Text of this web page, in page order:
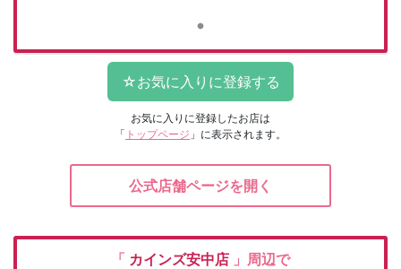
お気に入りに登録したお店は
「 トップページ 」に表示されます。
公式店舗ページを開く
「 カインズ安中店 」周辺で